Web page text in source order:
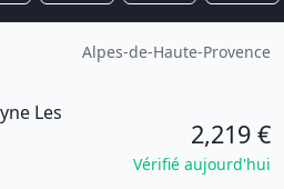
Alpes-de-Haute-Provence
Les
2,219 €
Vérifié aujourd'hui